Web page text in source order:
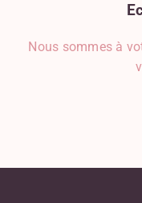
Nous sommes à